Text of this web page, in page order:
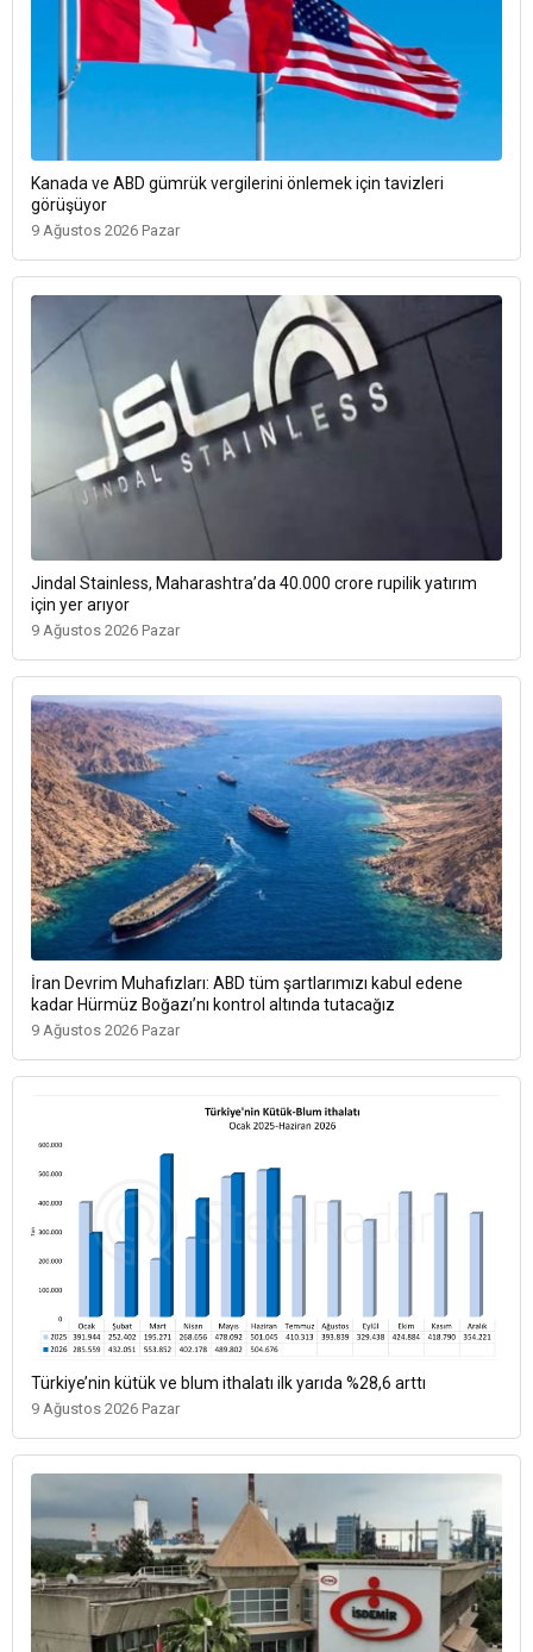
Kanada ve ABD gümrük vergilerini önlemek için tavizleri
görüşüyor
9 Ağustos 2026 Pazar
Jindal Stainless, Maharashtra’da 40.000 crore rupilik yatırım
için yer arıyor
9 Ağustos 2026 Pazar
İran Devrim Muhafızları: ABD tüm şartlarımızı kabul edene
kadar Hürmüz Boğazı’nı kontrol altında tutacağız
9 Ağustos 2026 Pazar
Türkiye’nin kütük ve blum ithalatı ilk yarıda %28,6 arttı
9 Ağustos 2026 Pazar